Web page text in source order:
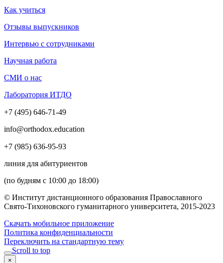
Как учиться
Отзывы выпускников
Интервью с сотрудниками
Научная работа
СМИ о нас
Лаборатория ИТДО
+7 (495) 646-71-49
info@orthodox.education
+7 (985) 636-95-93
линия для абитуриентов
(по будням с 10:00 до 18:00)
© Институт дистанционного образования Православного
Свято-Тихоновского гуманитарного университета, 2015-2023
Скачать мобильное приложение
Политика конфиденциальности
Переключить на стандартную тему
Scroll to top
×